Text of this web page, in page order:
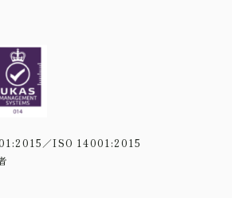
／ISO 14001:2015